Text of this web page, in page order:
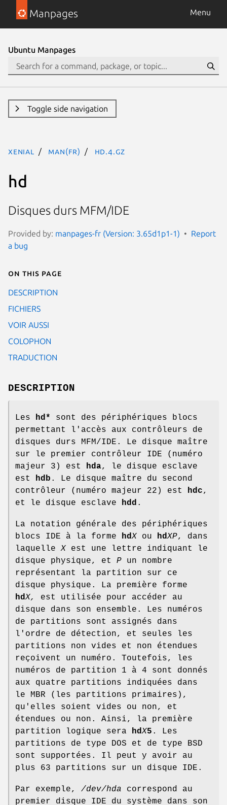
Manpages Menu
Ubuntu Manpages
Toggle side navigation
xenial man(fr) hd.4.gz
hd
Disques durs MFM/IDE
Provided by: manpages-fr (Version: 3.65d1p1-1)
Report
a bug
On this page
DESCRIPTION
FICHIERS
VOIR AUSSI
COLOPHON
TRADUCTION
DESCRIPTION
Les hd*
sont des périphériques blocs
permettant l'accès aux contrôleurs de
disques durs MFM/IDE. Le disque maître
sur le premier contrôleur IDE (numéro
majeur 3) est hda, le disque esclave
est hdb . Le disque maître du second
contrôleur (numéro majeur 22) est hdc,
et le disque esclave hdd .
La notation générale des périphériques
blocs IDE à la forme hdX ou hdXP, dans
laquelleX est une lettre indiquant le
disque physique, et P un nombre
représentant la partition sur ce
disque physique. La première forme
hdX,
est utilisée pour accéder au
disque dans son ensemble. Les numéros
de partitions sont assignés dans
l'ordre de détection, et seules les
partitions non vides et non étendues
reçoivent un numéro. Toutefois, les
numéros de partition 1 à 4 sont donnés
aux quatre partitions indiquées dans
le MBR (les partitions primaires),
qu'elles soient vides ou non, et
étendues ou non. Ainsi, la première
partition logique sera hdX5 . Les
partitions de type DOS et de type BSD
sont supportées. Il peut y avoir au
plus 63 partitions sur un disque IDE.
Par exemple, /dev/hda correspond au
premier disque IDE du système dans son